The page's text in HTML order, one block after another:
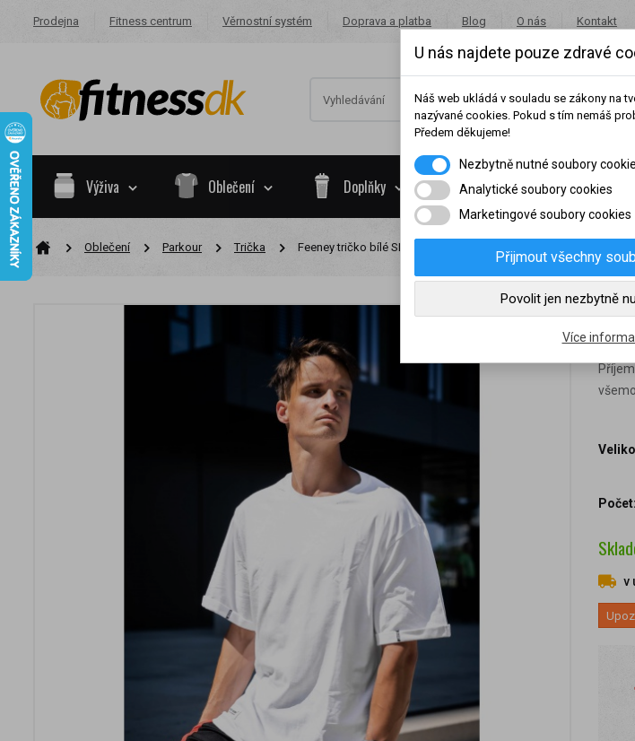
Prodejna Fitness centrum Věrnostní systém Doprava a platba Blog O nás Kontakt
Výživa Oblečení Doplňky Potraviny Akce
Oblečení Parkour Trička Feeney tričko bílé SPOT2
Počet:
v
U nás najdete pouze zdravé
Náš web ukládá v souladu se zákony na
nazývané cookies. Pokud s tím nemáš
Předem děkujeme!
Nezbytně nutné soubory
Analytické soubory cookies
Marketingové soubory cookies
Přijmout všechny
Povolit jen nezbytně
Více